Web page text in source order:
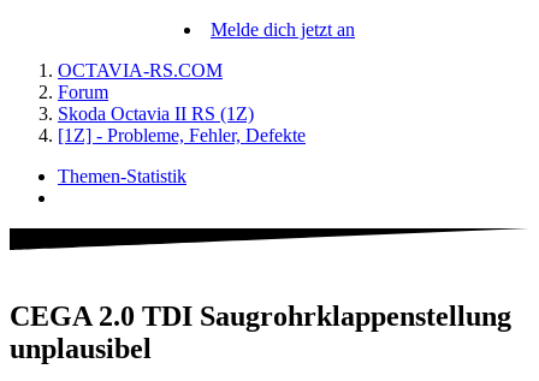
Melde dich jetzt an
OCTAVIA-RS.COM
Forum
Skoda Octavia II RS (1Z)
[1Z] - Probleme, Fehler, Defekte
Themen-Statistik
CEGA 2.0 TDI Saugrohrklappenstellung
unplausibel